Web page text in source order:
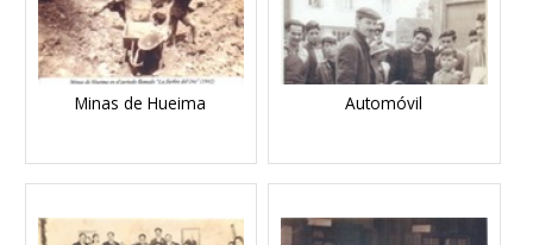
Minas de Hueima Automóvil